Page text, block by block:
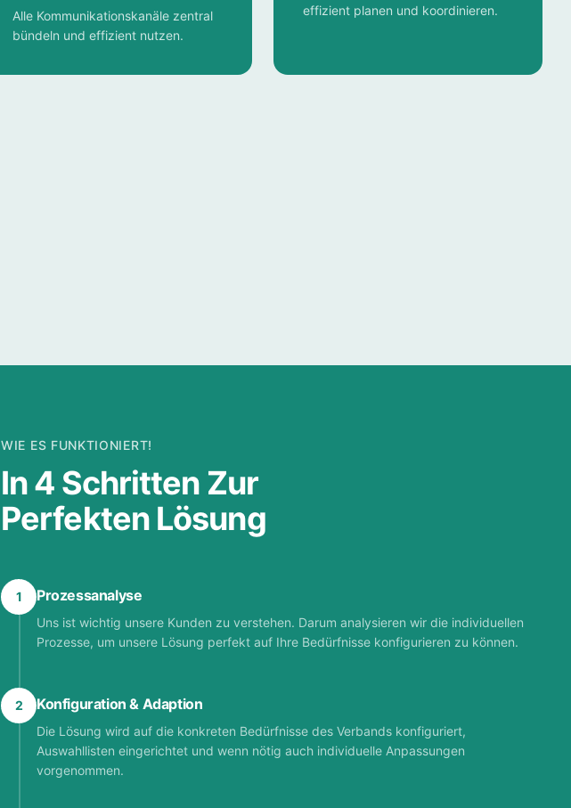
Alle Kommunikationskanäle zentral
bündeln und effizient nutzen.
effizient planen und koordinieren.
WIE ES FUNKTIONIERT!
In 4 Schritten Zur
Perfekten Lösung
1 Prozessanalyse
Uns ist wichtig unsere Kunden zu verstehen. Darum analysieren wir die individuellen
Prozesse, um unsere Lösung perfekt auf Ihre Bedürfnisse konfigurieren zu können.
2 Konfiguration & Adaption
Die Lösung wird auf die konkreten Bedürfnisse des Verbands konfiguriert,
Auswahllisten eingerichtet und wenn nötig auch individuelle Anpassungen
vorgenommen.